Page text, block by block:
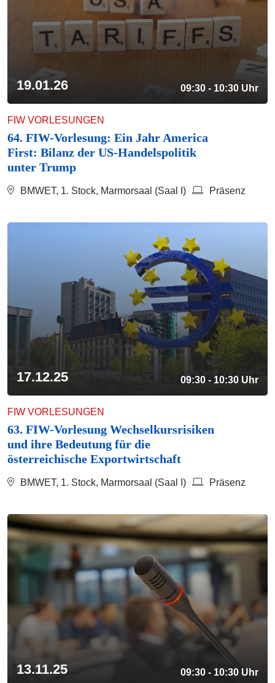
19.01.26 09:30 - 10:30 Uhr
FIW VORLESUNGEN
64. FIW-Vorlesung: Ein Jahr America
First: Bilanz der US-Handelspolitik
unter Trump
BMWET, 1. Stock, Marmorsaal (Saal I) Präsenz
17.12.25 09:30 - 10:30 Uhr
FIW VORLESUNGEN
63. FIW-Vorlesung Wechselkursrisiken
und ihre Bedeutung für die
österreichische Exportwirtschaft
BMWET, 1. Stock, Marmorsaal (Saal I) Präsenz
13.11.25 09:30 - 10:30 Uhr